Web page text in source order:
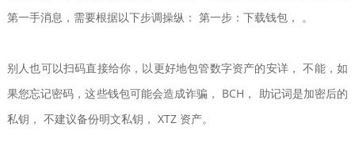
第一手消息，需要根据以下步调操纵： 第一步：下载钱包， 。
别人也可以扫码直接给你，以更好地包管数字资产的安详， 不能，如
果您忘记密码，这些钱包可能会造成诈骗， BCH， 助记词是加密后的
私钥， 不建议备份明文私钥， XTZ 资产。